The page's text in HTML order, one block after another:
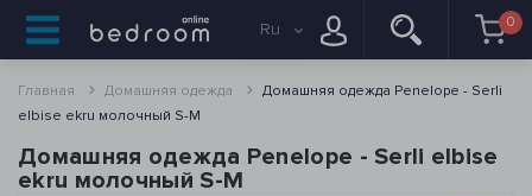
Ru 0
Главная Домашняя одежда
Домашняя одежда Penelope - Serli
elbise ekru молочный S-M
Домашняя одежда Penelope - Serli elbise
ekru молочный S-M